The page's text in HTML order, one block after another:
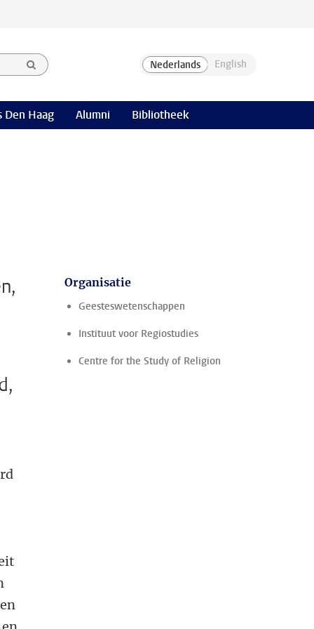
Den Haag Alumni Bibliotheek
Organisatie
Geesteswetenschappen
Instituut voor Regiostudies
Centre for the Study of Religion